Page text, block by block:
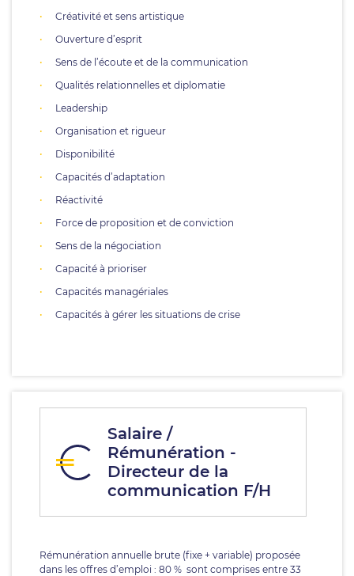
Créativité et sens artistique
Ouverture d’esprit
Sens de l’écoute et de la communication
Qualités relationnelles et diplomatie
Leadership
Organisation et rigueur
Disponibilité
Capacités d’adaptation
Réactivité
Force de proposition et de conviction
Sens de la négociation
Capacité à prioriser
Capacités managériales
Capacités à gérer les situations de crise
Salaire /
Rémunération -
Directeur de la
communication F/H
Rémunération annuelle brute (fixe + variable) proposée
dans les offres d’emploi : 80 % sont comprises entre 33